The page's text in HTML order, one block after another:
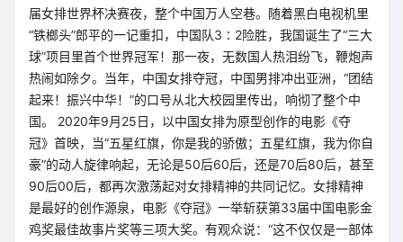
届女排世界杯决赛夜，整个中国万人空巷。随着黑白电视机里
“铁榔头”郎平的一记重扣，中国队3∶2险胜，我国诞生了“三大
球”项目里首个世界冠军！那一夜，无数国人热泪纷飞，鞭炮声
热闹如除夕。当年，中国女排夺冠，中国男排冲出亚洲，“团结
起来！振兴中华！”的口号从北大校园里传出，响彻了整个中
国。 2020年9月25日，以中国女排为原型创作的电影《夺
冠》首映，当“五星红旗，你是我的骄傲；五星红旗，我为你自
豪”的动人旋律响起，无论是50后60后，还是70后80后，甚至
90后00后，都再次激荡起对女排精神的共同记忆。女排精神
是最好的创作源泉，电影《夺冠》一举斩获第33届中国电影金
鸡奖最佳故事片奖等三项大奖。有观众说：“这不仅仅是一部体